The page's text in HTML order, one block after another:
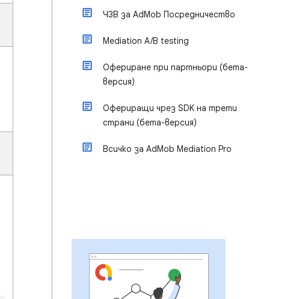
ЧЗВ за AdMob Посредничество
Mediation A/B testing
Офериране при партньори (бета-
версия)
Офериращи чрез SDK на трети
страни (бета-версия)
Всичко за AdMob Mediation Pro